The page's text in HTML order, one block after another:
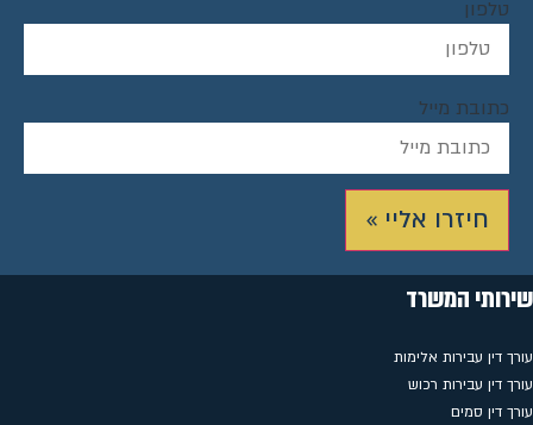
טלפון
כתובת מייל
חיזרו אליי »
שירותי המשרד
עורך דין עבירות אלימות
עורך דין עבירות רכוש
עורך דין סמים